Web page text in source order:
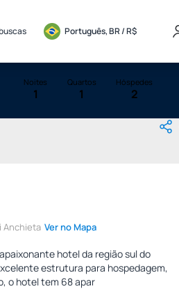
Português, BR / R$
Noites
1
Quartos
1
Hóspedes
2
Anchieta Ver no Mapa
hotel da região sul do
estrutura para hospedagem,
o hotel tem 68 apar